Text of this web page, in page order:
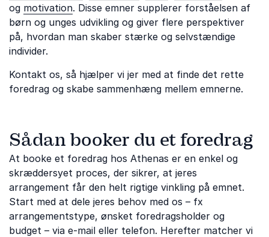
og motivation. Disse emner supplerer forståelsen af
børn og unges udvikling og giver flere perspektiver
på, hvordan man skaber stærke og selvstændige
individer.
Kontakt os, så hjælper vi jer med at finde det rette
foredrag og skabe sammenhæng mellem emnerne.
Sådan booker du et foredrag
At booke et foredrag hos Athenas er en enkel og
skræddersyet proces, der sikrer, at jeres
arrangement får den helt rigtige vinkling på emnet.
Start med at dele jeres behov med os – fx
arrangementstype, ønsket foredragsholder og
budget – via e-mail eller telefon. Herefter matcher vi